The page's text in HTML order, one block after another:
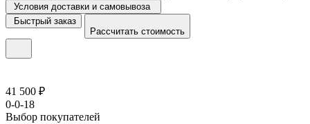
Условия доставки и самовывоза
Быстрый заказ
Рассчитать стоимость
41 500 ₽
0-0-18
Выбор покупателей